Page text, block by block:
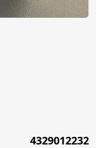
4329012232